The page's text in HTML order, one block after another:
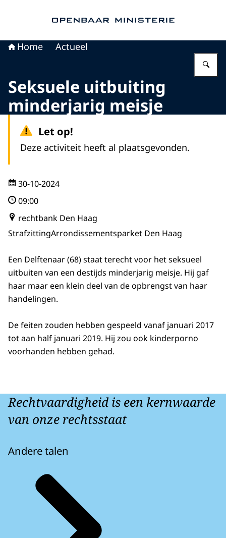
Home Actueel
Seksuele uitbuiting
minderjarig meisje
Let op!
Deze activiteit heeft al plaatsgevonden.
30-10-2024
09:00
rechtbank Den Haag
StrafzittingArrondissementsparket Den Haag
Een Delftenaar (68) staat terecht voor het seksueel
uitbuiten van een destijds minderjarig meisje. Hij gaf
haar maar een klein deel van de opbrengst van haar
handelingen.
De feiten zouden hebben gespeeld vanaf januari 2017
tot aan half januari 2019. Hij zou ook kinderporno
voorhanden hebben gehad.
Rechtvaardigheid is een kernwaarde
van onze rechtsstaat
Andere talen